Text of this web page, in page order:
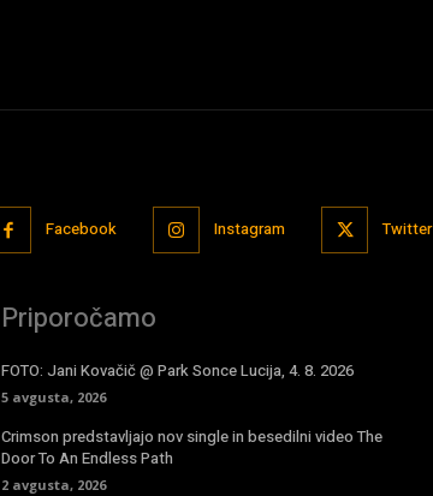
Facebook Instagram Twitter
Priporočamo
FOTO: Jani Kovačič @ Park Sonce Lucija, 4. 8. 2026
5 avgusta, 2026
Crimson predstavljajo nov single in besedilni video The
Door To An Endless Path
2 avgusta, 2026